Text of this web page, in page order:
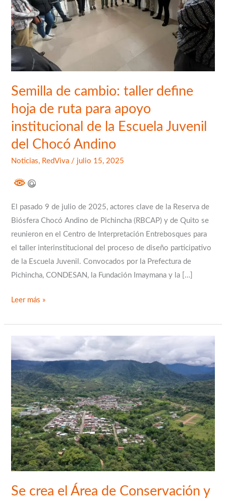
Semilla de cambio: taller define
hoja de ruta para apoyo
institucional de la Escuela Juvenil
del Chocó Andino
Noticias, RedViva / julio 15, 2025
El pasado 9 de julio de 2025, actores clave de la Reserva de
Biósfera Chocó Andino de Pichincha (RBCAP) y de Quito se
reunieron en el Centro de Interpretación Entrebosques para
el taller interinstitucional del proceso de diseño participativo
de la Escuela Juvenil. Convocados por la Prefectura de
Pichincha, CONDESAN, la Fundación Imaymana y la […]
de
ruta
para
apoyo
institucional
la
Escuela
Juvenil
del
Chocó
Andino
Leer más »
Se crea el Área de Conservación y
crea
el
Área
de
Conservación
y
Uso
Sustentable
(ACUS)
Pachijal